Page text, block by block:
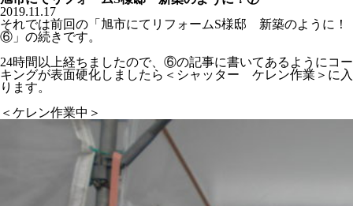
2019.11.17
それでは前回の「旭市にてリフォームS様邸 新築のように！
⑥」の続きです。
24時間以上経ちましたので、⑥の記事に書いてあるようにコー
キングが表面硬化しましたら＜シャッター ケレン作業＞に入
ります。
＜ケレン作業中＞